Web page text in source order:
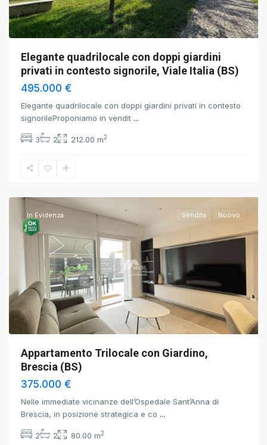
Elegante quadrilocale con doppi giardini
privati in contesto signorile, Viale Italia (BS)
495.000 €
Elegante quadrilocale con doppi giardini privati in contesto
signorileProponiamo in vendit ...
3 2 212.00 m2
Brescia,
In Evidenza Vendita Nuovo
Appartamento Trilocale con Giardino,
Brescia (BS)
375.000 €
Nelle immediate vicinanze dell’Ospedale Sant’Anna di
Brescia, in posizione strategica e co ...
2 2 80.00 m2